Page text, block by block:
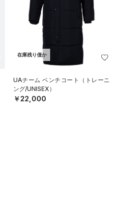
在庫残り僅か
UAチーム ベンチコート（トレーニ
ング/UNISEX）
￥22,000